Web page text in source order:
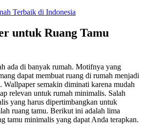
Terbaik di Indonesia
untuk Ruang Tamu
ada di banyak rumah. Motifnya yang
dapat membuat ruang di rumah menjadi
Wallpaper semakin diminati karena mudah
relevan untuk rumah minimalis. Salah
yang harus dipertimbangkan untuk
ruang tamu. Berikut ini adalah lima
tamu minimalis yang dapat Anda terapkan.